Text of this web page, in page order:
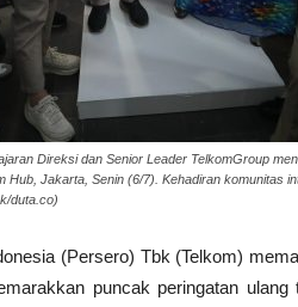
Direksi dan Senior Leader TelkomGroup
Hub, Jakarta, Senin (6/7). Kehadiran komunitas
duta.co)
(Persero) Tbk (Telkom)
puncak peringatan